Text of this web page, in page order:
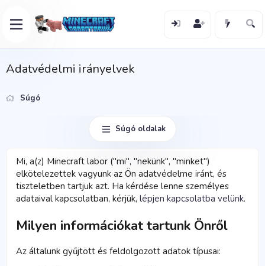
Adatvédelmi irányelvek
Súgó
Súgó oldalak
Mi, a(z) Minecraft labor ("mi", "nekünk", "minket")
elkötelezettek vagyunk az Ön adatvédelme iránt, és
tiszteletben tartjuk azt. Ha kérdése lenne személyes
adataival kapcsolatban, kérjük, lépjen kapcsolatba velünk.
Milyen információkat tartunk Önről
Az általunk gyűjtött és feldolgozott adatok típusai: